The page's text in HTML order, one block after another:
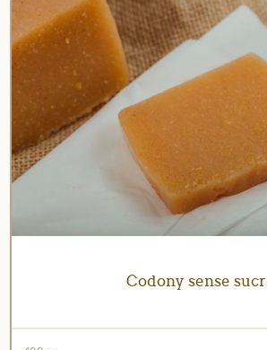
Codony sense